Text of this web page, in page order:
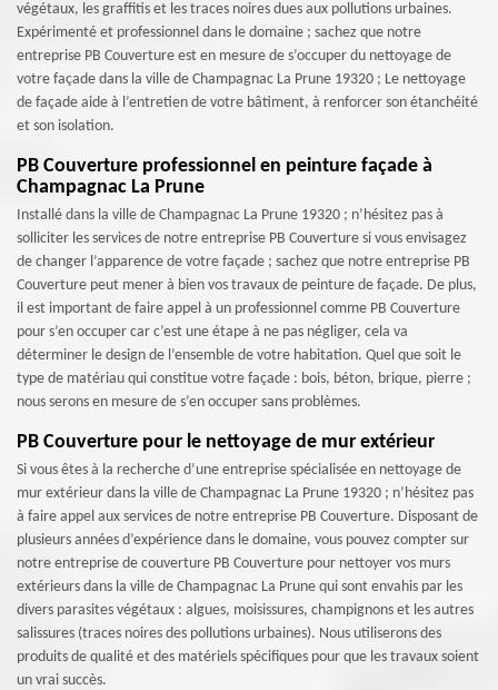
végétaux, les graffitis et les traces noires dues aux pollutions urbaines.
Expérimenté et professionnel dans le domaine ; sachez que notre
entreprise PB Couverture est en mesure de s’occuper du nettoyage de
votre façade dans la ville de Champagnac La Prune 19320 ; Le nettoyage
de façade aide à l’entretien de votre bâtiment, à renforcer son étanchéité
et son isolation.
PB Couverture professionnel en peinture façade à
Champagnac La Prune
Installé dans la ville de Champagnac La Prune 19320 ; n’hésitez pas à
solliciter les services de notre entreprise PB Couverture si vous envisagez
de changer l’apparence de votre façade ; sachez que notre entreprise PB
Couverture peut mener à bien vos travaux de peinture de façade. De plus,
il est important de faire appel à un professionnel comme PB Couverture
pour s’en occuper car c’est une étape à ne pas négliger, cela va
déterminer le design de l’ensemble de votre habitation. Quel que soit le
type de matériau qui constitue votre façade : bois, béton, brique, pierre ;
nous serons en mesure de s’en occuper sans problèmes.
PB Couverture pour le nettoyage de mur extérieur
Si vous êtes à la recherche d’une entreprise spécialisée en nettoyage de
mur extérieur dans la ville de Champagnac La Prune 19320 ; n’hésitez pas
à faire appel aux services de notre entreprise PB Couverture. Disposant de
plusieurs années d’expérience dans le domaine, vous pouvez compter sur
notre entreprise de couverture PB Couverture pour nettoyer vos murs
extérieurs dans la ville de Champagnac La Prune qui sont envahis par les
divers parasites végétaux : algues, moisissures, champignons et les autres
salissures (traces noires des pollutions urbaines). Nous utiliserons des
produits de qualité et des matériels spécifiques pour que les travaux soient
un vrai succès.